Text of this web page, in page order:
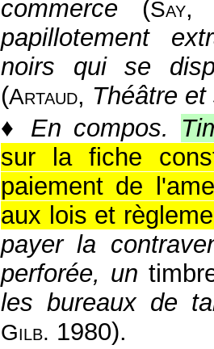
commerce (Say
papillotement
noirs qui se
(Artaud, Théâtre
♦ En compos.
sur la fiche
paiement de
aux lois et
payer la
perforée, un
les bureaux de
Gilb. 1980).